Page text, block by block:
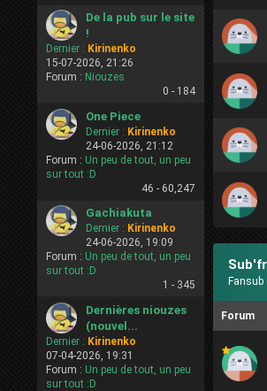
De la pub sur le site
!
Dernier : Kirinenko
15-07-2026, 21:26
Forum : Niouzes
0 - 184
One Piece
Dernier : Kirinenko
24-06-2026, 21:12
Forum : Un peu de tout, un peu
sur tout :D
46 - 60,247
Gachiakuta
Dernier : Kirinenko
24-06-2026, 19:09
Forum : Un peu de tout, un peu
sur tout :D
1 - 345
Dernières niouzes
(nouvel...
Dernier : Kirinenko
07-04-2026, 19:31
Forum : Un peu de tout, un peu
sur tout :D
Forum